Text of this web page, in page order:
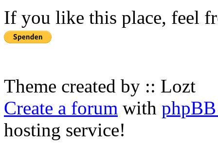
If you like this place, feel
Theme created by :: Lozt
Create a forum with
hosting service!